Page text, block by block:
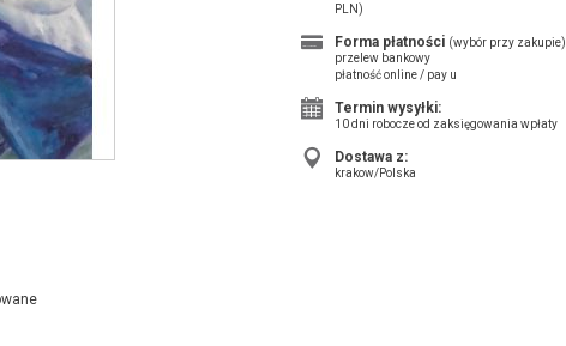
PLN)
Forma płatności (wybór przy zakupie)
przelew bankowy
płatność online / pay u
Termin wysyłki:
10 dni robocze od zaksięgowania wpłaty
Dostawa z:
krakow/Polska